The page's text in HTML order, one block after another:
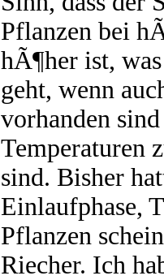
Pflanzen bei
hÃ¶her ist,
geht, wenn
vorhanden
Temperaturen
sind. Bisher
Einlaufphase,
Pflanzen
Riecher. Ich